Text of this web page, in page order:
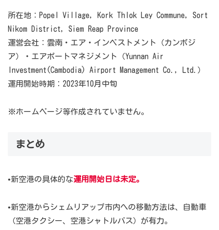
所在地：Popel Village, Kork Thlok Ley Commune, Sort
Nikom District, Siem Reap Province
運営会社：雲南・エア・インベストメント（カンボジ
ア）・エアポートマネジメント（Yunnan Air
Investment(Cambodia) Airport Management Co., Ltd.）
運用開始時期：2023年10月中旬
※ホームページ等作成されていません。
まとめ
•新空港の具体的な運用開始日は未定。
•新空港からシェムリアップ市内への移動方法は、自動車
（空港タクシー、空港シャトルバス）が有力。